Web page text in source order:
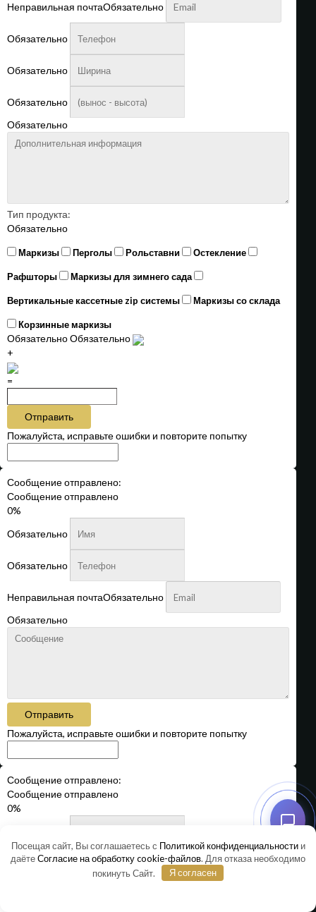
Неправильная почтаОбязательно
Обязательно
Обязательно
Обязательно
Обязательно
Тип продукта:
Обязательно
Маркизы Перголы Рольставни Остекление
Рафшторы Маркизы для зимнего сада
Вертикальные кассетные zip системы Маркизы со склада
Корзинные маркизы
ОбязательноОбязательно
+
=
Отправить
Пожалуйста, исправьте ошибки и повторите попытку
Сообщение отправлено:
Сообщение отправлено
0%
Обязательно
Обязательно
Неправильная почтаОбязательно
Обязательно
Отправить
Пожалуйста, исправьте ошибки и повторите попытку
Сообщение отправлено:
Сообщение отправлено
0%
Неправильная почтаОбязательно
Посещая сайт, Вы соглашаетесь с Политикой конфиденциальностии
даётеСогласие на обработку cookie-файлов. Для отказа необходимо
покинуть Сайт.
Я согласен